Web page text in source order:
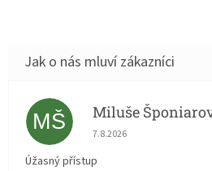
MŠ Miluše
Hodnocení obchodu je 5
7.8.2026
Úžasný přístup